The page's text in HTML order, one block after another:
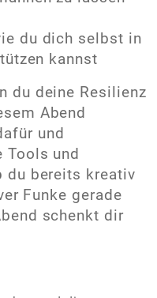
du dich selbst in
kannst
du deine Resilienz
Abend
und
Tools und
du bereits kreativ
Funke gerade
schenkt dir